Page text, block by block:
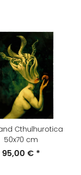
Cthulhurotica
50x70 cm
95,00 € *